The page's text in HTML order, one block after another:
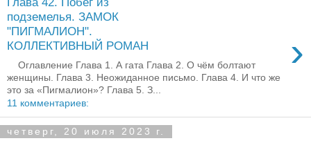
подземелья. ЗАМОК
"ПИГМАЛИОН".
КОЛЛЕКТИВНЫЙ РОМАН
›
Оглавление Глава 1. А гата Глава 2. О чём болтают
женщины. Глава 3. Неожиданное письмо. Глава 4. И что же
это за «Пигмалион»? Глава 5. З...
11 комментариев:
четверг, 20 июля 2023 г.